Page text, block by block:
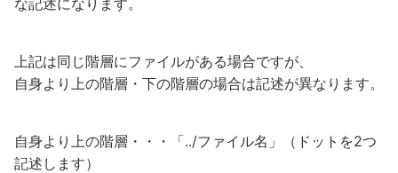
上記は同じ階層にファイルがある場合ですが、
自身より上の階層・下の階層の場合は記述が異なります。
自身より上の階層・・・「../ファイル名」（ドットを2つ
記述します）